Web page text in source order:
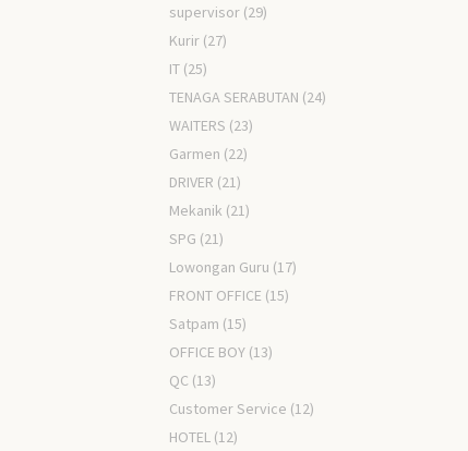
supervisor (29)
Kurir (27)
IT (25)
TENAGA SERABUTAN (24)
WAITERS (23)
Garmen (22)
DRIVER (21)
Mekanik (21)
SPG (21)
Lowongan Guru (17)
FRONT OFFICE (15)
Satpam (15)
OFFICE BOY (13)
QC (13)
Customer Service (12)
HOTEL (12)